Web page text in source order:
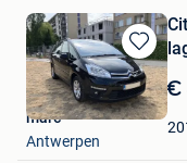
Bewaren
in
Mijn
Favorieten
€
marc
Antwerpen